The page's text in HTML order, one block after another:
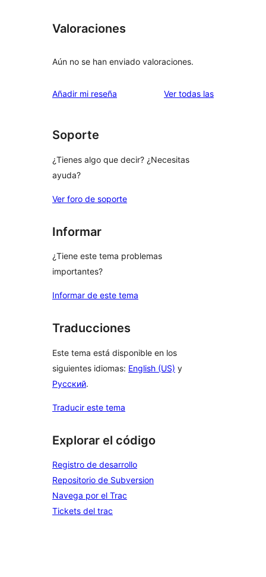
Valoraciones
Aún no se han enviado valoraciones.
Añadir mi reseña Ver todas lasvaloraciones
Soporte
¿Tienes algo que decir? ¿Necesitas
ayuda?
Ver foro de soporte
Informar
¿Tiene este tema problemas
importantes?
Informar de este tema
Traducciones
Este tema está disponible en los
siguientes idiomas: English (US) y
Русский.
Traducir este tema
Explorar el código
Registro de desarrollo
Repositorio de Subversion
Navega por el Trac
Tickets del trac